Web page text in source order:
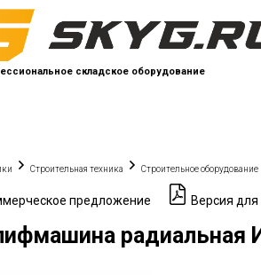
складское оборудование
Строительная техника Строительное оборудование
предложение Версия
радиальная